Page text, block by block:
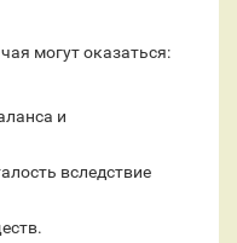
могут оказаться:
и
вследствие